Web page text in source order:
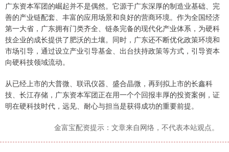
广东资本军团的崛起并不是偶然。它源于广东深厚的制造业基础、完
善的产业链配套、丰富的应用场景和良好的营商环境。作为全国经济
第一大省，广东拥有门类齐全、链条完备的现代化产业体系，为硬科
技企业的成长提供了肥沃的土壤。同时，广东还不断优化政策环境和
市场引导，通过设立产业引导基金、出台扶持政策等方式，引导资本
向硬科技领域流动。
从已经上市的大普微、联讯仪器、盛合晶微，再到拟上市的长鑫科
技、长江存储，广东资本军团正在用一个个回报丰厚的投资案例，证
明在硬科技时代，远见、耐心与担当是获得成功的重要前提。
金富宝配资提示：文章来自网络，不代表本站观点。